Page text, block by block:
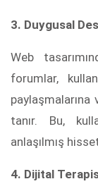
3. Duygusal
Web
forumlar,
tanır. Bu,
anlaşılmış
4. Dijital